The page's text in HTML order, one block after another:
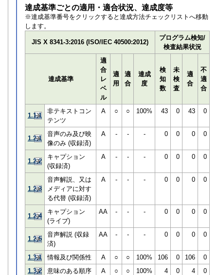
達成基準ごとの適用・適合状況、達成度等
※達成基準番号をクリックすると達成方法チェックリストへ移動
します。
JIS X 8341-3:2016 (ISO/IEC 40500:2012)
プログラム検知/
検査結果状況
達成基準
適
合
レ
ベ
ル
適
用
適
合
達成
度
検
知
数
未
検
査
適
合
不
適
合
1.1.1
非テキストコン
テンツ
A ○ ○ 100% 43 0 43 0
1.2.1
音声のみ及び映
像のみ (収録済)
A - - - 0 0 0 0
1.2.2
キャプション
(収録済)
A - - - 0 0 0 0
1.2.3
音声解説、又は
メディアに対す
る代替 (収録済)
A - - - 0 0 0 0
1.2.4
キャプション
(ライブ)
AA - - - 0 0 0 0
1.2.5
音声解説 (収録
済)
AA - - - 0 0 0 0
1.3.1 情報及び関係性 A ○ ○ 100% 106 0 106
0
1.3.2
意味のある順序 A ○ ○ 100% 4 0 4
0